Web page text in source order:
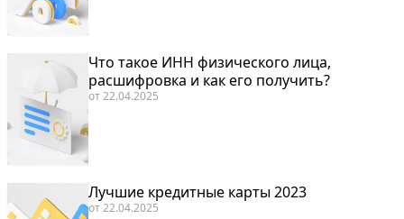
Что такое ИНН физического лица,
расшифровка и как его получить?
от22.04.2025
Лучшие кредитные карты 2023
от22.04.2025